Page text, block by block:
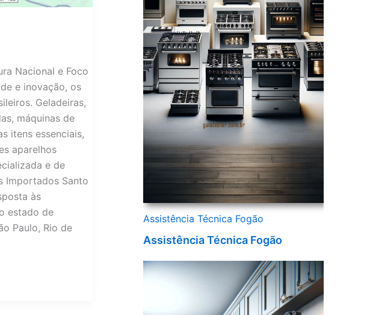
Nacional e Foco
e inovação, os
Geladeiras,
máquinas de
itens essenciais,
aparelhos
e de
Importados Santo
às
estado de
Paulo, Rio de
Assistência Técnica Fogão
Assistência Técnica Fogão